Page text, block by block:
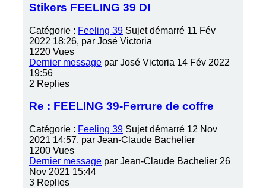
Stikers FEELING 39 DI
Catégorie : Feeling 39 Sujet démarré 11 Fév
2022 18:26, par José Victoria
1220 Vues
Dernier message par José Victoria 14 Fév 2022
19:56
2 Replies
Re : FEELING 39-Ferrure de coffre
Catégorie : Feeling 39 Sujet démarré 12 Nov
2021 14:57, par Jean-Claude Bachelier
1200 Vues
Dernier message par Jean-Claude Bachelier 26
Nov 2021 15:44
3 Replies